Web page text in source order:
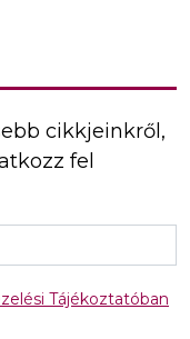
cikkjeinkről,
fel
Tájékoztatóban